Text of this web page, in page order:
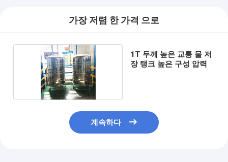
가장 저렴 한 가격 으로
1T 두께 높은 교통 물 저
장 탱크 높은 구성 압력
계속하다